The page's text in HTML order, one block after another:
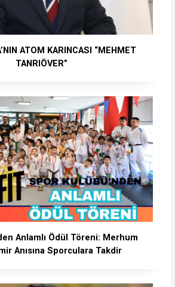
ATOM KARINCASI “MEHMET
TANRIÖVER”
Anlamlı Ödül Töreni: Merhum
Anısına Sporculara Takdir